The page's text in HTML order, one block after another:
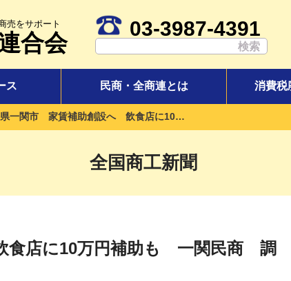
売をサポート
合会
03-3987-4391
ス 民商・全商連とは 消費税
岩手県一関市 家賃補助創設へ 飲食店に10万円補助も 一関民商 調査結果示し実現
全国商工新聞
店に10万円補助も 一関民商 調